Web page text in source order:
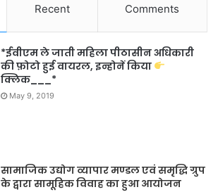
Recent Comments
*ईवीएम ले जाती महिला पीठासीन अधिकारी
की फ़ोटो हुई वायरल, इन्होनें किया
क्लिक___*
May 9, 2019
सामाजिक उद्योग व्यापार मण्डल एवं समृद्धि ग्रुप
के द्वारा सामूहिक विवाह का हुआ आयोजन